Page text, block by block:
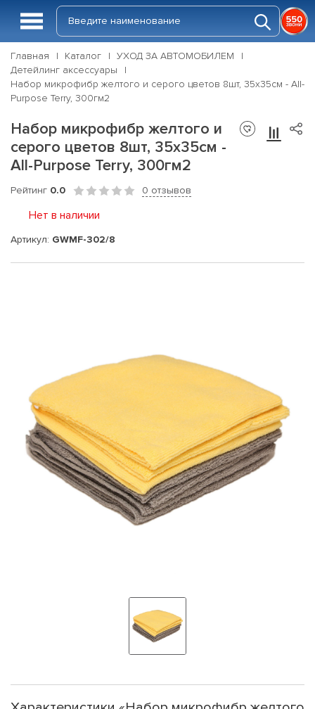
Главная Каталог
УХОД ЗА АВТОМОБИЛЕМ
Детейлинг аксессуары
Набор микрофибр желтого и серого цветов 8шт, 35х35см - All-
Purpose Terry, 300гм2
Набор микрофибр желтого и
серого цветов 8шт, 35х35см -
All-Purpose Terry, 300гм2
Рейтинг 0.0 0 отзывов
Нет в наличии
Артикул: GWMF-302/8